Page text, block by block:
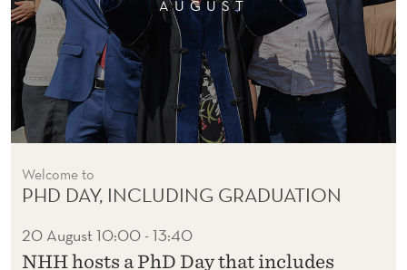
AUGUST
Welcome to
PHD DAY, INCLUDING GRADUATION
20 August10:00 - 13:40
NHH hosts a PhD Day that includes